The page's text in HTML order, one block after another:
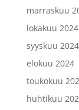
marraskuu
lokakuu 2024
syyskuu 2024
elokuu 2024
toukokuu
huhtikuu